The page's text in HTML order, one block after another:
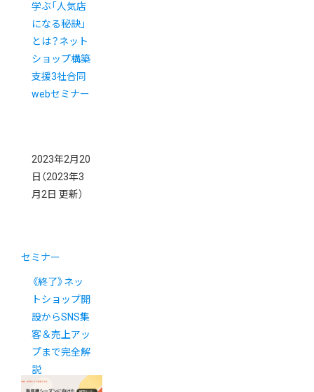
学ぶ「人気店
になる秘訣」
とは？ネット
ショップ構築
支援3社合同
webセミナー
2023年2月20
日 （2023年3
月2日 更新）
セミナー
《終了》ネッ
トショップ開
設からSNS集
客＆売上アッ
プまで完全解
説